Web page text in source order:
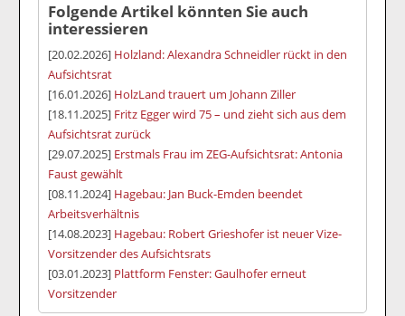
Folgende Artikel könnten Sie auch
interessieren
[20.02.2026] Holzland: Alexandra Schneidler rückt in den
Aufsichtsrat
[16.01.2026] HolzLand trauert um Johann Ziller
[18.11.2025] Fritz Egger wird 75 – und zieht sich aus dem
Aufsichtsrat zurück
[29.07.2025] Erstmals Frau im ZEG-Aufsichtsrat: Antonia
Faust gewählt
[08.11.2024] Hagebau: Jan Buck-Emden beendet
Arbeitsverhältnis
[14.08.2023] Hagebau: Robert Grieshofer ist neuer Vize-
Vorsitzender des Aufsichtsrats
[03.01.2023] Plattform Fenster: Gaulhofer erneut
Vorsitzender